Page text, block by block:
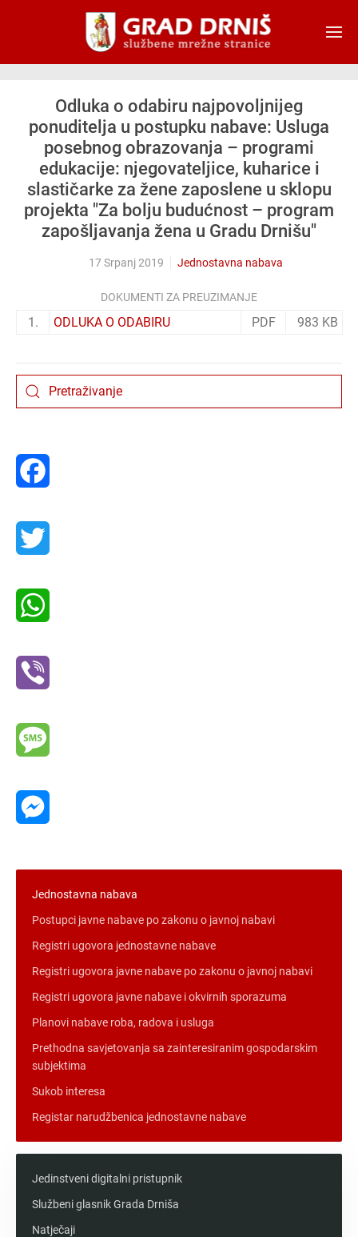
Skip to main content
Odluka o odabiru najpovoljnijeg
ponuditelja u postupku nabave: Usluga
posebnog obrazovanja – programi
edukacije: njegovateljice, kuharice i
slastičarke za žene zaposlene u sklopu
projekta "Za bolju budućnost – program
zapošljavanja žena u Gradu Drnišu"
17 Srpanj 2019 Jednostavna nabava
DOKUMENTI ZA PREUZIMANJE
1. ODLUKA O ODABIRU PDF 983 KB
Jednostavna nabava
Postupci javne nabave po zakonu o javnoj nabavi
Registri ugovora jednostavne nabave
Registri ugovora javne nabave po zakonu o javnoj nabavi
Registri ugovora javne nabave i okvirnih sporazuma
Planovi nabave roba, radova i usluga
Prethodna savjetovanja sa zainteresiranim gospodarskim
subjektima
Sukob interesa
Registar narudžbenica jednostavne nabave
Jedinstveni digitalni pristupnik
Službeni glasnik Grada Drniša
Natječaji